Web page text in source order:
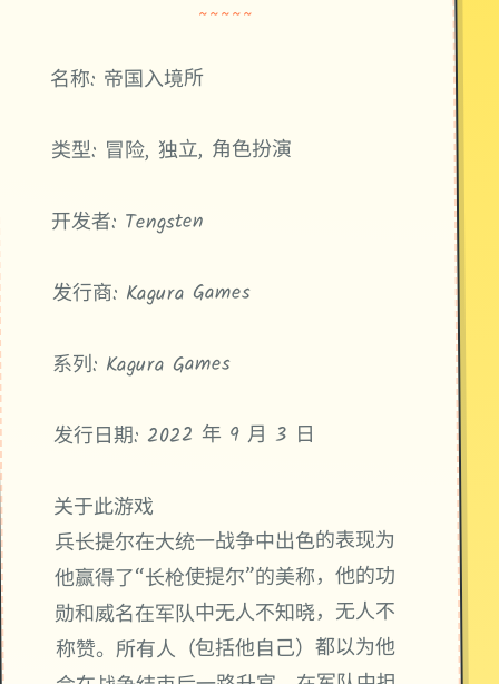
~~~~~
名称: 帝国入境所
类型: 冒险, 独立, 角色扮演
开发者: Tengsten
发行商: Kagura Games
系列: Kagura Games
发行日期: 2022 年 9 月 3 日
关于此游戏
兵长提尔在大统一战争中出色的表现为
他赢得了“长枪使提尔”的美称，他的功
勋和威名在军队中无人不知晓，无人不
称赞。所有人（包括他自己）都以为他